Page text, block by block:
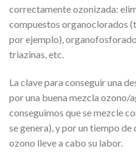
correctamente ozonizada:
compuestos organoclorados
por ejemplo),
triazinas, etc.
La clave para conseguir una
por una buena mezcla ozono/
conseguimos que se mezcle
se genera), y por un tiempo
ozono lleve a cabo su labor.